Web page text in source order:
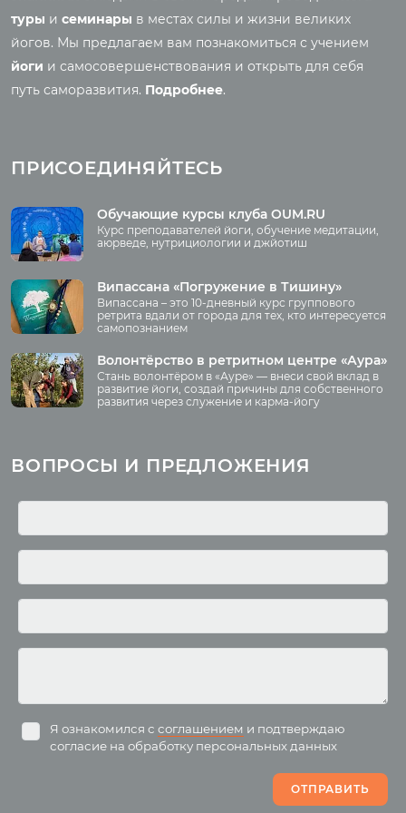
Семинары
Аудио отзывы о
О нас
Преподаватели
Регионы
Ваша помощь
Принять участие
Волонтёрство
Основы йоги
Медитация
Шаткармы
Пранаяма
Фото
Курс нутрициологии
Курсы преподавателей
преподавателей йоги
Курсы преподавателей
Занятия
Здоровое питание.
Христианство
Притчи
Электронные
туры и семинары в местах силы и жизни великих
йогов. Мы предлагаем вам познакомиться с учением
йоги и самосовершенствования и открыть для себя
путь саморазвития. Подробнее.
ПРИСОЕДИНЯЙТЕСЬ
Обучающие курсы клуба OUM.RU
Курс преподавателей йоги, обучение медитации,
аюрведе, нутрициологии и джйотиш
Випассана «Погружение в Тишину»
Випассана – это 10-дневный курс группового
ретрита вдали от города для тех, кто интересуется
самопознанием
Волонтёрство в ретритном центре «Аура»
Стань волонтёром в «Ауре» — внеси свой вклад в
развитие йоги, создай причины для собственного
развития через служение и карма-йогу
ВОПРОСЫ И ПРЕДЛОЖЕНИЯ
Я ознакомился ссоглашением и подтверждаю
согласие на обработку персональных данных
ОТПРАВИТЬ